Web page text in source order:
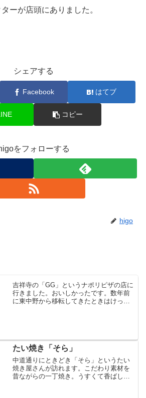
ーが店頭にありました。
シェアする
Facebook はてブ
コピー
をフォローする
higo
吉祥寺の「GG」というナポリピザの店に
行きました。おいしかったです。数年前
に東中野から移転してきたときはけっこ
たい焼き「そら」
中道通りにときどき「そら」というたい
焼き屋さんが訪れます。こだわり素材を
昔ながらの一丁焼き。うすくて香ばしい